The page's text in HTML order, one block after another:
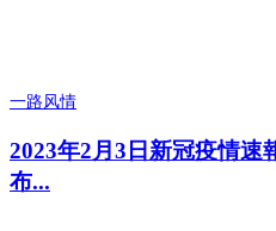
一路风情
2023年2月3日新冠疫情速
布...